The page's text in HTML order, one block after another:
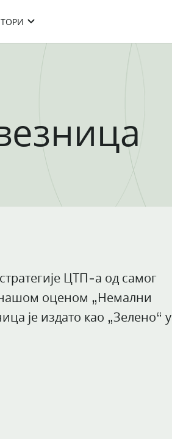
ЦТП-а од самог
нашом оценом „Немални
је издато као „Зелено“ у